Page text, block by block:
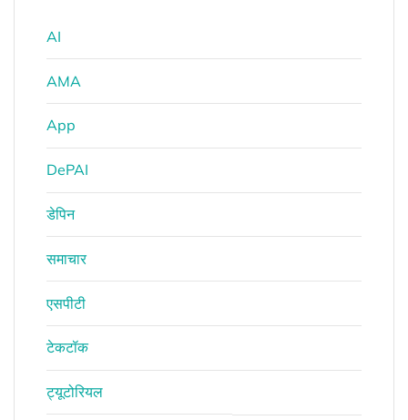
AI
AMA
App
DePAI
डेपिन
समाचार
एसपीटी
टेकटॉक
ट्यूटोरियल